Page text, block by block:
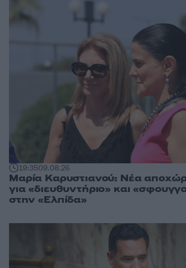
19:3509.08.26
Μαρία Καρυστιανού: Νέα
για «διευθυντήριο» και
στην «Ελπίδα»